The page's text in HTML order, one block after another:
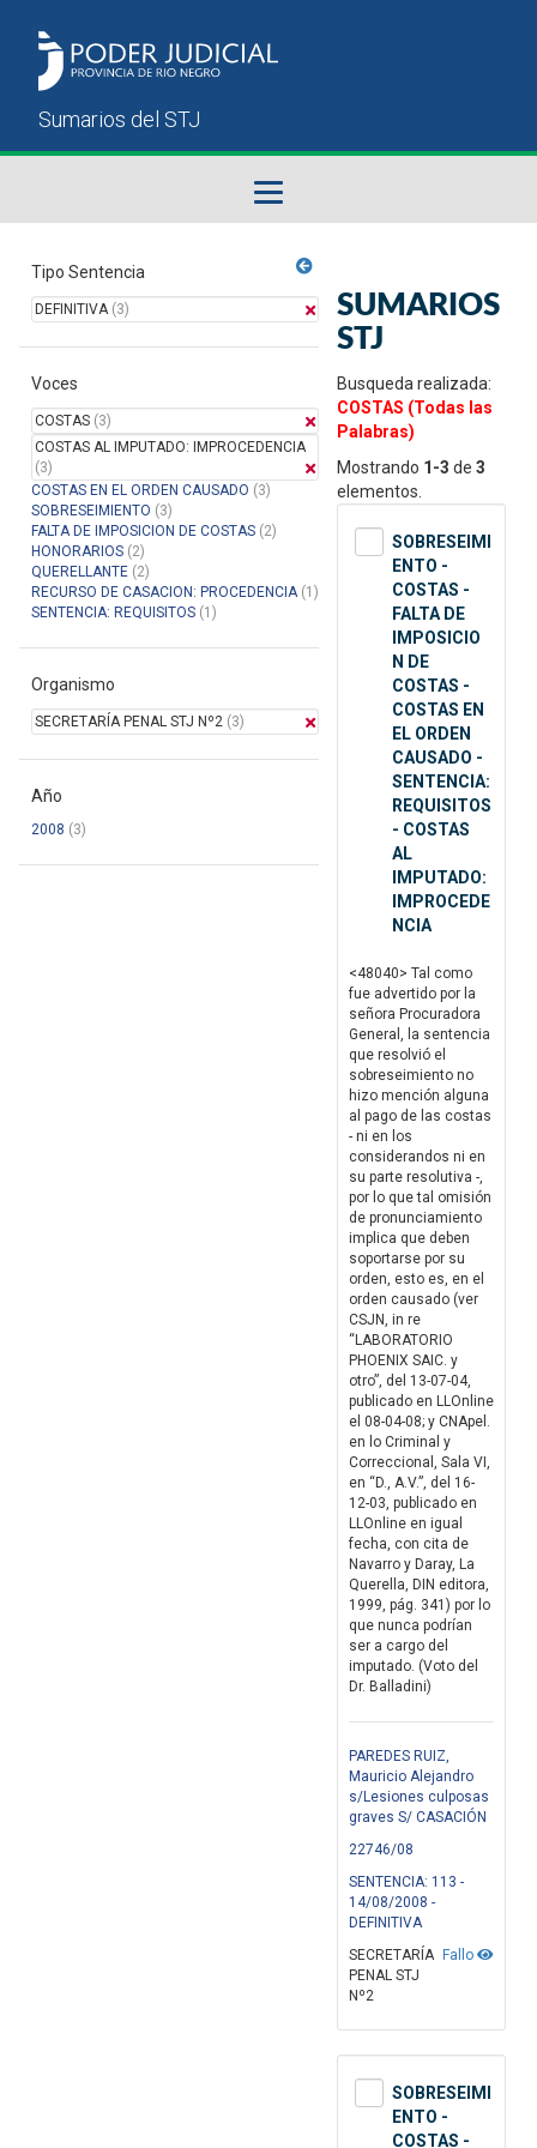
Sumarios del STJ
Manual del Usuario
Tipo Sentencia
DEFINITIVA(3)
Voces
COSTAS (3)
COSTAS AL IMPUTADO: IMPROCEDENCIA
(3)
COSTAS EN EL ORDEN CAUSADO (3)
SOBRESEIMIENTO (3)
FALTA DE IMPOSICION DE COSTAS (2)
HONORARIOS (2)
QUERELLANTE (2)
RECURSO DE CASACION: PROCEDENCIA(1)
SENTENCIA: REQUISITOS (1)
Organismo
SECRETARÍA PENAL STJ Nº2 (3)
Año
2008 (3)
SUMARIOS
STJ
Busqueda realizada:
COSTAS (Todas las
Palabras)
Mostrando 1-3 de 3
elementos.
SOBRESEIMI
ENTO -
COSTAS -
FALTA DE
IMPOSICIO
N DE
COSTAS -
COSTAS EN
EL ORDEN
CAUSADO -
SENTENCIA:
REQUISITOS
- COSTAS
AL
IMPUTADO:
IMPROCEDE
NCIA
<48040> Tal como
fue advertido por la
señora Procuradora
General, la sentencia
que resolvió el
sobreseimiento no
hizo mención alguna
al pago de las costas
- ni en los
considerandos ni en
su parte resolutiva -,
por lo que tal omisión
de pronunciamiento
implica que deben
soportarse por su
orden, esto es, en el
orden causado (ver
CSJN, in re
“LABORATORIO
PHOENIX SAIC. y
otro”, del 13-07-04,
publicado en LLOnline
el 08-04-08; y CNApel.
en lo Criminal y
Correccional, Sala VI,
en “D., A.V.”, del 16-
12-03, publicado en
LLOnline en igual
fecha, con cita de
Navarro y Daray, La
Querella, DIN editora,
1999, pág. 341) por lo
que nunca podrían
ser a cargo del
imputado. (Voto del
Dr. Balladini)
PAREDES RUIZ,
Mauricio Alejandro
s/Lesiones culposas
graves S/ CASACIÓN
22746/08
SENTENCIA: 113 -
14/08/2008 -
DEFINITIVA
Fallo
SECRETARÍA
PENAL STJ
Nº2
SOBRESEIMI
ENTO -
COSTAS -